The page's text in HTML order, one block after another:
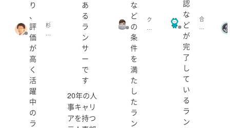
なお、お仕事をさせて頂く際には、関係する皆様から気
軽に話しかけて頂ける環境づくりを第一に心掛けており
ます。
どのようなご相談に対しても誠心誠意ご対応致しますの
で、まずはお気軽にお問い合わせください。
【稼働時間】
平日昼間含め稼働は可能です。
お客様と伴走してプロジェクトを進めていくサービスを
心掛けております。
り
、
評
価
が
高
く
活
躍
中
の
ラ
杉
橋
あ
る
ラ
ン
サ
ー
で
す
20年の人
事キャリ
アを持つ
な
ど
の
条
件
を
満
た
し
た
ラ
ン
ク
ラ
認
な
ど
が
完
了
し
て
い
る
ラ
ン
合